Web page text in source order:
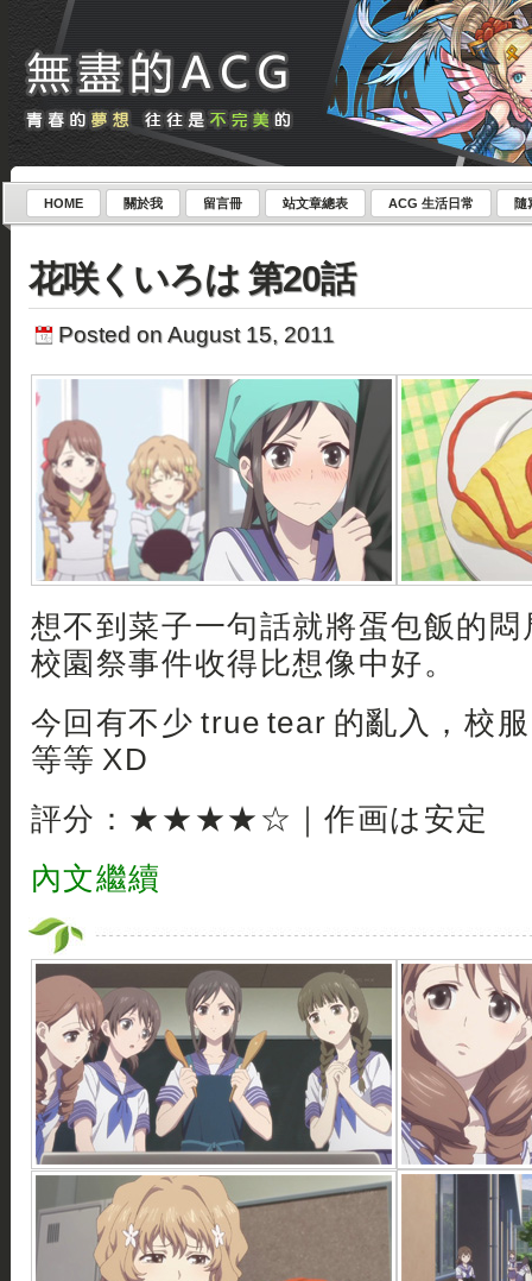
HOME 關於我 留言冊 站文章總表 ACG 生活日常 隨
花咲くいろは 第20話
Posted on August 15, 2011
想不到菜子一句話就將蛋包飯的
校園祭事件收得比想像中好。
今回有不少 true tear 的亂入，校
等等 XD
評分：★★★★☆｜作画は安定
內文繼續